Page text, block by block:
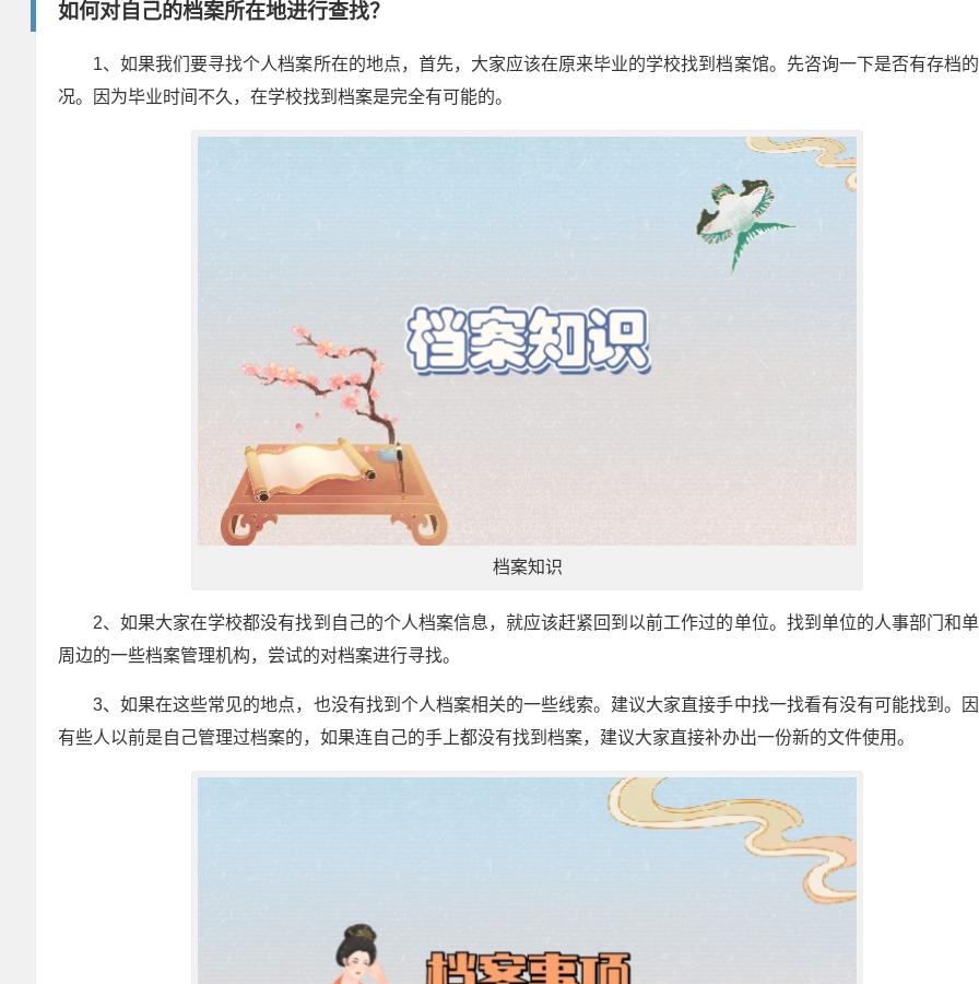
如何对自己的档案所在地进行查找？
1、如果我们要寻找个人档案所在的地点，首先，大家应该在原来毕业的学校找到档案馆。先咨询一下是否有存档
况。因为毕业时间不久，在学校找到档案是完全有可能的。
档案知识
2、如果大家在学校都没有找到自己的个人档案信息，就应该赶紧回到以前工作过的单位。找到单位的人事部门和
周边的一些档案管理机构，尝试的对档案进行寻找。
3、如果在这些常见的地点，也没有找到个人档案相关的一些线索。建议大家直接手中找一找看有没有可能找到。
有些人以前是自己管理过档案的，如果连自己的手上都没有找到档案，建议大家直接补办出一份新的文件使用。